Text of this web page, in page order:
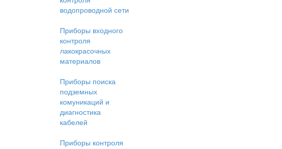
водопроводной сети
Приборы входного
контроля
лакокрасочных
материалов
Приборы поиска
подземных
комуникаций и
диагностика
кабелей
Приборы контроля